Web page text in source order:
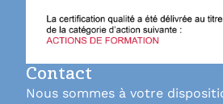
Contact
Nous sommes à votre